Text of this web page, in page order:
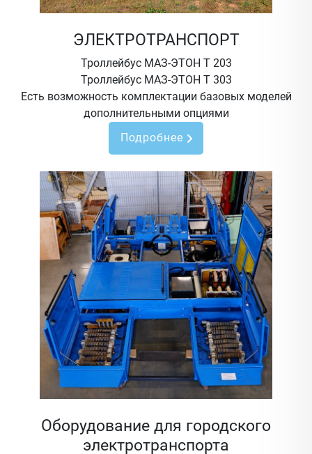
ЭЛЕКТРОТРАНСПОРТ
Троллейбус МАЗ-ЭТОН Т 203
Троллейбус МАЗ-ЭТОН Т 303
Есть возможность комплектации базовых моделей
дополнительными опциями
Подробнее
Оборудование для городского
электротранспорта